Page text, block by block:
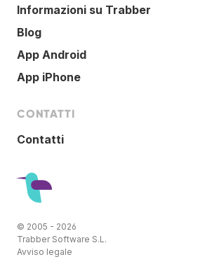
Informazioni su Trabber
Blog
App Android
App iPhone
CONTATTI
Contatti
© 2005 - 2026
Trabber Software S.L.
Avviso legale